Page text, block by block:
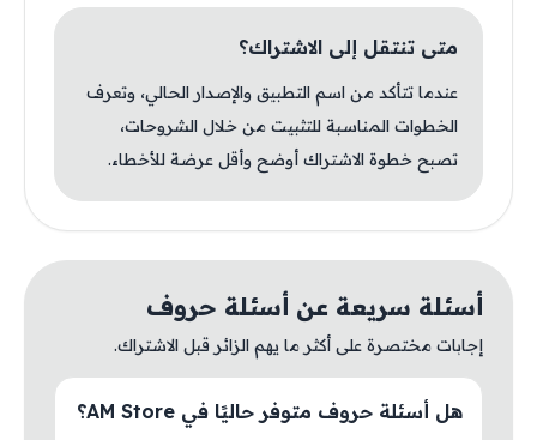
متى تنتقل إلى الاشتراك؟
عندما تتأكد من اسم التطبيق والإصدار الحالي، وتعرف
الخطوات المناسبة للتثبيت من خلال الشروحات،
تصبح خطوة الاشتراك أوضح وأقل عرضة للأخطاء.
أسئلة سريعة عن أسئلة حروف
إجابات مختصرة على أكثر ما يهم الزائر قبل الاشتراك.
هل أسئلة حروف متوفر حاليًا في AM Store؟